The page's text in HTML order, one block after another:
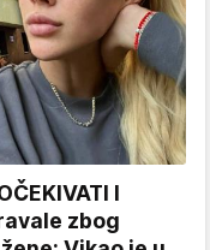
I
zbog